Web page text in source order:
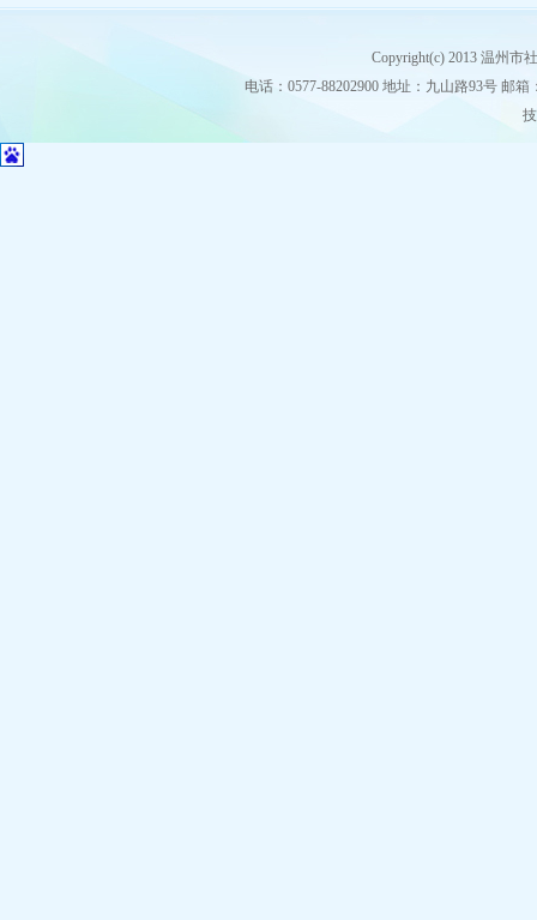
Copyright(c) 2013 温州市
电话：0577-88202900 地址：九山路93号 邮箱